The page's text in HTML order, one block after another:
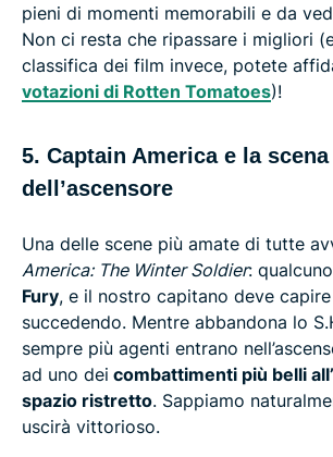
pieni di momenti memorabili e da
Non ci resta che ripassare i migliori
classifica dei film invece, potete
votazioni di Rotten Tomatoes)!
5. Captain America e la scena
dell’ascensore
Una delle scene più amate di tutte
America: The Winter Soldier:
Fury, e il nostro capitano deve
succedendo. Mentre abbandona lo
sempre più agenti entrano
ad uno dei combattimenti più belli
spazio ristretto. Sappiamo
uscirà vittorioso.